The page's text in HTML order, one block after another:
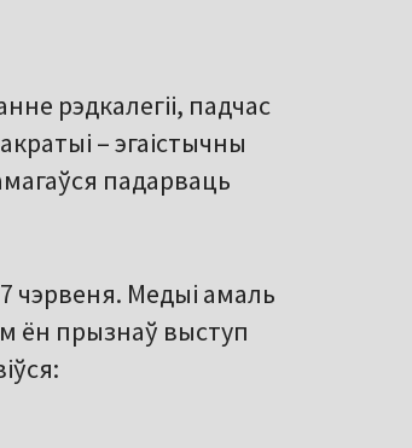
рэдкалегіі, падчас
– эгаістычны
падарваць
чэрвеня. Медыі амаль
ён прызнаў выступ